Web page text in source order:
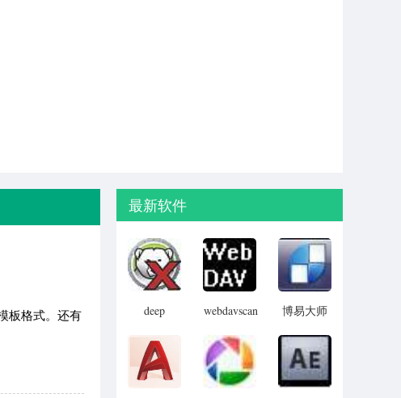
板格式。还有
最新软件
deep
password
remover(冰
点还原密
码清除器)
webdavscan
(web漏洞
扫描软件)
博易大师